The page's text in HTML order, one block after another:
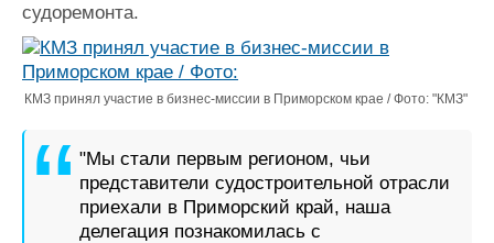
Выставки и семинары
Личности
Словарь
Все службы
судоремонта.
КМЗ принял участие в бизнес-миссии в Приморском крае / Фото: "КМЗ"
"Мы стали первым регионом, чьи
представители судостроительной отрасли
приехали в Приморский край, наша
делегация познакомилась с